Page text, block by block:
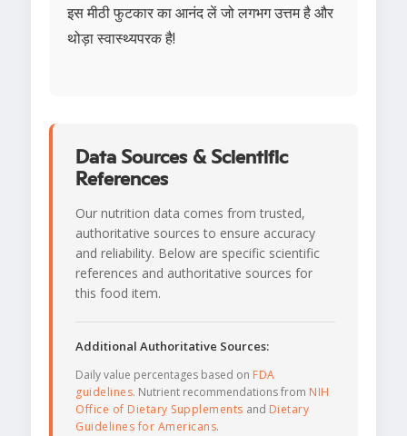
इस मीठी फुटकार का आनंद लें जो लगभग उत्तम है और
थोड़ा स्वास्थ्यपरक है!
Data Sources & Scientific
References
Our nutrition data comes from trusted,
authoritative sources to ensure accuracy
and reliability. Below are specific scientific
references and authoritative sources for
this food item.
Additional Authoritative Sources:
Daily value percentages based on FDA
guidelines. Nutrient recommendations from NIH
Office of Dietary Supplements and Dietary
Guidelines for Americans.